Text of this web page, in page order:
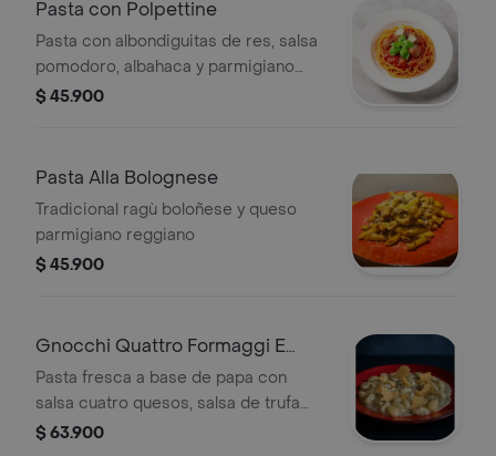
Pasta con Polpettine
Pasta con albondiguitas de res, salsa
pomodoro, albahaca y parmigiano
reggiano.
$ 45.900
Pasta Alla Bolognese
Tradicional ragù boloñese y queso
parmigiano reggiano
$ 45.900
Gnocchi Quattro Formaggi E
Tartufo
Pasta fresca a base de papa con
salsa cuatro quesos, salsa de trufa
negra y galleta de parmigiano
$ 63.900